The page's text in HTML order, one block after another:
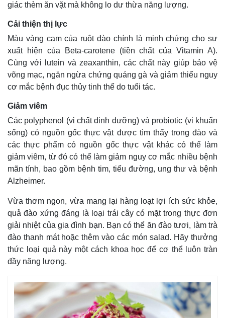
Quan sát
Cuộc sống đó đây
Hồ sơ
Ảnh
E-Magazine
Infographic
giác thèm ăn vặt mà không lo dư thừa năng lượng.
Cải thiện thị lực
Màu vàng cam của ruột đào chính là minh chứng cho sự
xuất hiện của Beta-carotene (tiền chất của Vitamin A).
Cùng với lutein và zeaxanthin, các chất này giúp bảo vệ
võng mạc, ngăn ngừa chứng quáng gà và giảm thiểu nguy
cơ mắc bệnh đục thủy tinh thể do tuổi tác.
Giảm viêm
Các polyphenol (vi chất dinh dưỡng) và probiotic (vi khuẩn
sống) có nguồn gốc thực vật được tìm thấy trong đào và
các thực phẩm có nguồn gốc thực vật khác có thể làm
giảm viêm, từ đó có thể làm giảm nguy cơ mắc nhiều bệnh
mãn tính, bao gồm bệnh tim, tiểu đường, ung thư và bệnh
Alzheimer.
Vừa thơm ngon, vừa mang lại hàng loạt lợi ích sức khỏe,
quả đào xứng đáng là loại trái cây có mặt trong thực đơn
giải nhiệt của gia đình bạn. Bạn có thể ăn đào tươi, làm trà
đào thanh mát hoặc thêm vào các món salad. Hãy thưởng
thức loại quả này một cách khoa học để cơ thể luôn tràn
đầy năng lượng.